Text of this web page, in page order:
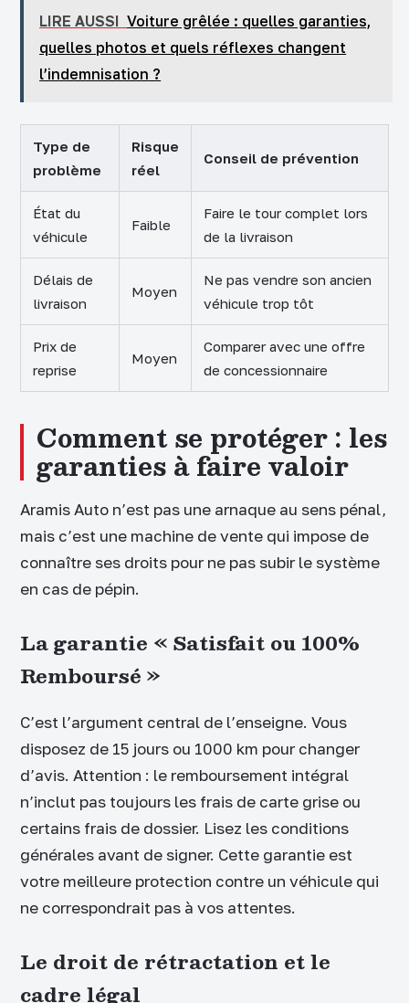
LIRE AUSSI Voiture grêlée : quelles garanties,
quelles photos et quels réflexes changent
l’indemnisation ?
Type de
problème
Risque
réel
Conseil de prévention
État du
véhicule
Faible
Faire le tour complet lors
de la livraison
Délais de
livraison
Moyen
Ne pas vendre son ancien
véhicule trop tôt
Prix de
reprise
Moyen
Comparer avec une offre
de concessionnaire
Comment se protéger : les
garanties à faire valoir
Aramis Auto n’est pas une arnaque au sens pénal,
mais c’est une machine de vente qui impose de
connaître ses droits pour ne pas subir le système
en cas de pépin.
La garantie « Satisfait ou 100%
Remboursé »
C’est l’argument central de l’enseigne. Vous
disposez de 15 jours ou 1000 km pour changer
d’avis. Attention : le remboursement intégral
n’inclut pas toujours les frais de carte grise ou
certains frais de dossier. Lisez les conditions
générales avant de signer. Cette garantie est
votre meilleure protection contre un véhicule qui
ne correspondrait pas à vos attentes.
Le droit de rétractation et le
cadre légal